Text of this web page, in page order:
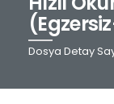
1.SINIF
2.SINIF
Dosya Detay